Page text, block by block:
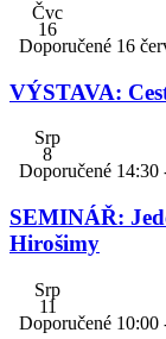
Čvc
16
Doporučené 16
VÝSTAVA:
Srp
8
Doporučené 14:30
SEMINÁŘ:
Hirošimy
Srp
11
Doporučené 10:00